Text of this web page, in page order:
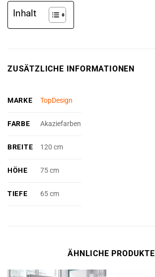
Inhalt
ZUSÄTZLICHE INFORMATIONEN
MARKE TopDesign
FARBE Akaziefarben
BREITE 120 cm
HÖHE 75 cm
TIEFE 65 cm
ÄHNLICHE PRODUKTE